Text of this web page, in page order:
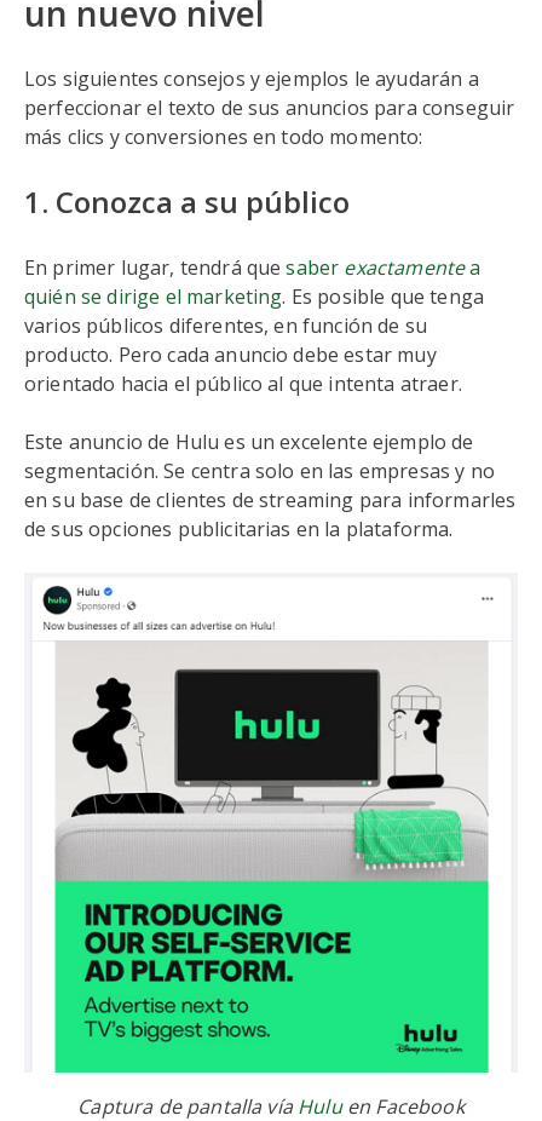
un nuevo nivel
Los siguientes consejos y ejemplos le ayudarán a
perfeccionar el texto de sus anuncios para conseguir
más clics y conversiones en todo momento:
1. Conozca a su público
En primer lugar, tendrá quesaber exactamentea
quién se dirige el marketing. Es posible que tenga
varios públicos diferentes, en función de su
producto. Pero cada anuncio debe estar muy
orientado hacia el público al que intenta atraer.
Este anuncio de Hulu es un excelente ejemplo de
segmentación. Se centra solo en las empresas y no
en su base de clientes de streaming para informarles
de sus opciones publicitarias en la plataforma.
Captura de pantalla vía Huluen Facebook